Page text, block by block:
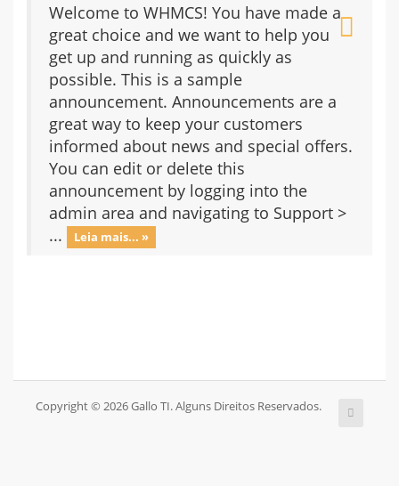
Welcome to WHMCS! You have made a
great choice and we want to help you
get up and running as quickly as
possible. This is a sample
announcement. Announcements are a
great way to keep your customers
informed about news and special offers.
You can edit or delete this
announcement by logging into the
admin area and navigating to Support >
...
Leia mais... »
Copyright © 2026 Gallo TI. Alguns Direitos Reservados.